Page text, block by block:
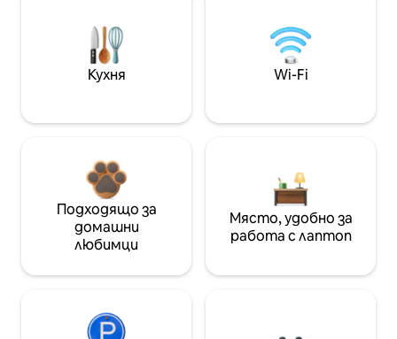
Кухня Wi-Fi
Подходящо за
домашни
любимци
Място, удобно за
работа с лаптоп